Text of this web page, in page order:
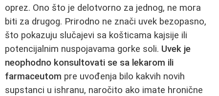
oprez. Ono što je delotvorno za jednog, ne mora
biti za drugog. Prirodno ne znači uvek bezopasno,
što pokazuju slučajevi sa košticama kajsije ili
potencijalnim nuspojavama gorke soli. Uvek je
neophodno konsultovati se sa lekarom ili
farmaceutom pre uvođenja bilo kakvih novih
supstanci u ishranu, naročito ako imate hronične